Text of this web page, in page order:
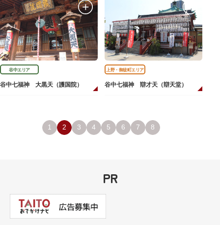
谷中エリア
谷中七福神 大黒天（護国院）
上野・御徒町エリア
谷中七福神 辯才天（辯天堂）
1 2 3 4 5 6 7 8
PR